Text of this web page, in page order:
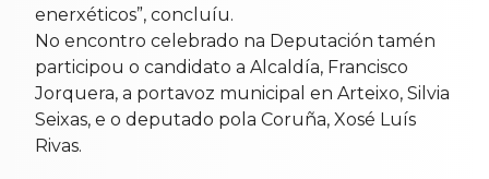
enerxéticos”, concluíu.
No encontro celebrado na Deputación tamén
participou o candidato a Alcaldía, Francisco
Jorquera, a portavoz municipal en Arteixo, Silvia
Seixas, e o deputado pola Coruña, Xosé Luís
Rivas.